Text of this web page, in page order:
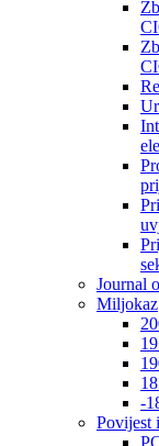
Journal
Miljokaz
-
Povijest